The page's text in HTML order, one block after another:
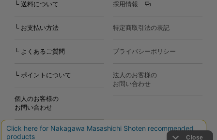
└ 送料について
└ お支払い方法
└ よくあるご質問
└ ポイントについて
個人のお客様の
お問い合わせ
採用情報
特定商取引法の表記
プライバシーポリシー
法人のお客様の
お問い合わせ